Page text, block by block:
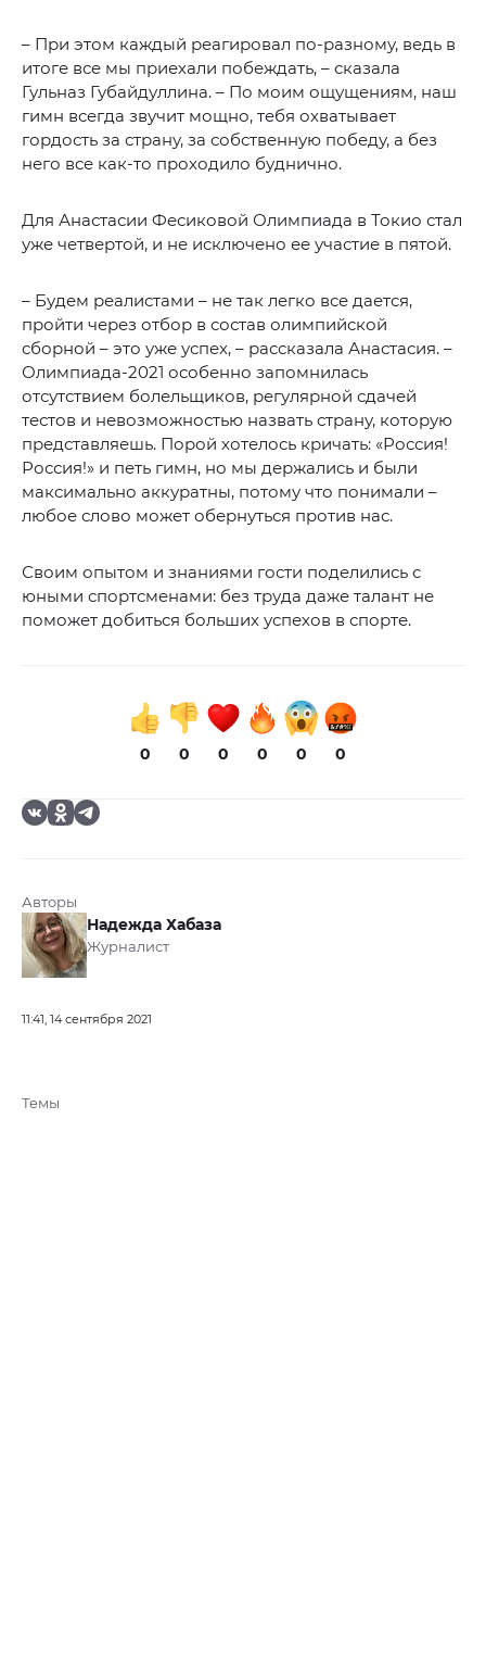
– При этом каждый реагировал по-разному, ведь в
итоге все мы приехали побеждать, – сказала
Гульназ Губайдуллина. – По моим ощущениям, наш
гимн всегда звучит мощно, тебя охватывает
гордость за страну, за собственную победу, а без
него все как-то проходило буднично.
Для Анастасии Фесиковой Олимпиада в Токио стал
уже четвертой, и не исключено ее участие в пятой.
– Будем реалистами – не так легко все дается,
пройти через отбор в состав олимпийской
сборной – это уже успех, – рассказала Анастасия. –
Олимпиада-2021 особенно запомнилась
отсутствием болельщиков, регулярной сдачей
тестов и невозможностью назвать страну, которую
представляешь. Порой хотелось кричать: «Россия!
Россия!» и петь гимн, но мы держались и были
максимально аккуратны, потому что понимали –
любое слово может обернуться против нас.
Своим опытом и знаниями гости поделились с
юными спортсменами: без труда даже талант не
поможет добиться больших успехов в спорте.
0 0 0 0 0 0
Авторы
Надежда Хабаза
Журналист
11:41, 14 сентября 2021
Темы